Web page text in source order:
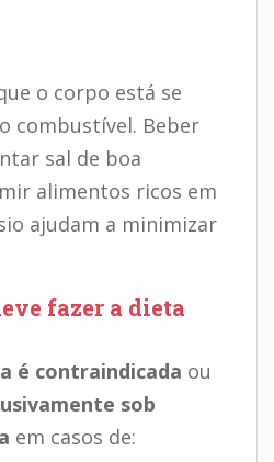
o corpo está se
combustível. Beber
sal de boa
alimentos ricos em
ajudam a minimizar
fazer a dieta
é contraindicada ou
sob
em casos de: